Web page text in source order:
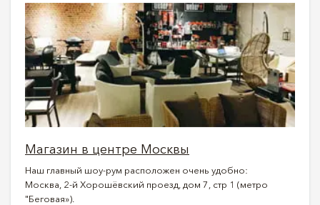
Магазин в центре Москвы
Наш главный шоу-рум расположен очень удобно:
Москва, 2-й Хорошёвский проезд, дом 7, стр 1 (метро
"Беговая»).